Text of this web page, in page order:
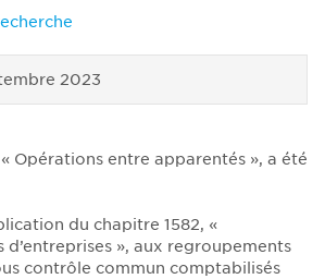
2023
« Opérations entre apparentés », a été
du chapitre 1582, «
d’entreprises », aux regroupements
contrôle commun comptabilisés